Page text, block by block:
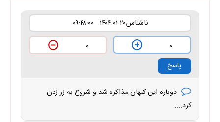
ناشناس۱۴۰۴-۰۱-۲۰ ۰۹:۴۸:۰۰
۰
۰
پاسخ
دوباره این کیهان مذاکره شد و شروع به زر زدن
کرد....